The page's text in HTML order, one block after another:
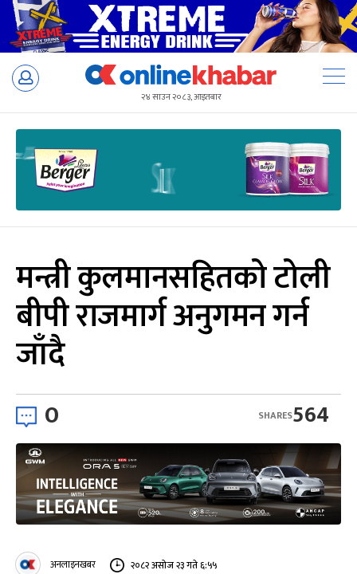
Skip
२४ साउन २०८३, आइतबार
मन्त्री कुलमानसहितको टोली
बीपी राजमार्ग अनुगमन गर्न
जाँदै
0 564
SHARES
अनलाइनखबर २०८२ असोज २३ गते ६:५५